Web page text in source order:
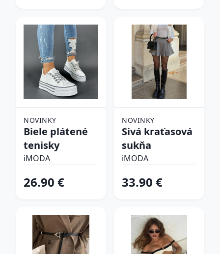
NOVINKY
Biele plátené
tenisky
iMODA
26.90 €
NOVINKY
Sivá kraťasová
sukňa
iMODA
33.90 €